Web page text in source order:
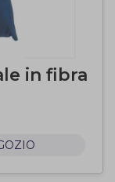
in fibra